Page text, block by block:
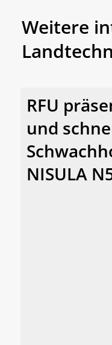
Weitere
RFU
und
NISULA